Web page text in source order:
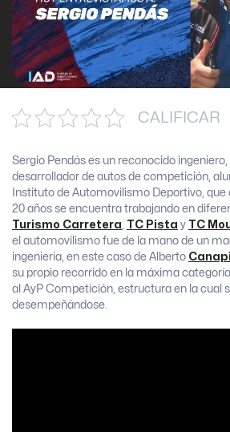
CALIFICAR
Sergio Pendás es un reconocido
desarrollador de autos de competición,
Instituto de Automovilismo Deportivo, que
20 años se encuentra trabajando en
Turismo Carretera
TC Pista y TC
el automovilismo fue de la mano de un
ingeniería, en este caso de Alberto
su propio recorrido en la máxima
al AyP Competición, estructura en la cual
desempeñándose.